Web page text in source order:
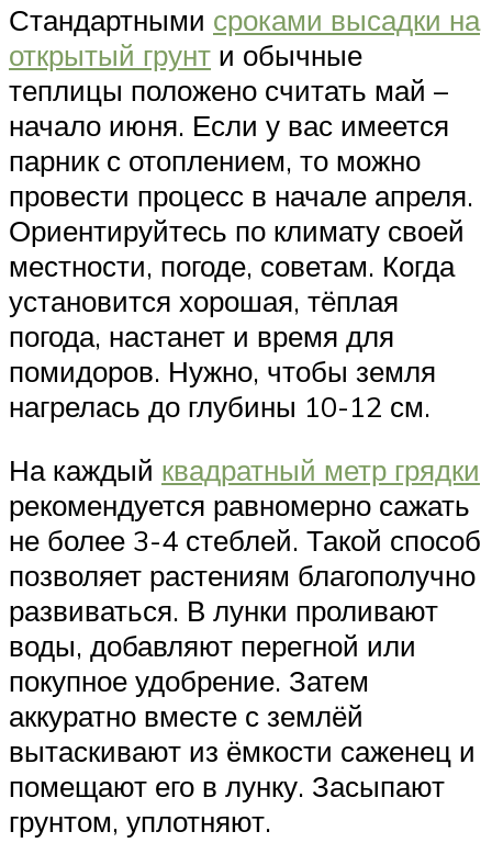
Стандартными сроками высадки на
открытый грунт и обычные
теплицы положено считать май –
начало июня. Если у вас имеется
парник с отоплением, то можно
провести процесс в начале апреля.
Ориентируйтесь по климату своей
местности, погоде, советам. Когда
установится хорошая, тёплая
погода, настанет и время для
помидоров. Нужно, чтобы земля
нагрелась до глубины 10-12 см.
На каждый квадратный метр грядки
рекомендуется равномерно сажать
не более 3-4 стеблей. Такой способ
позволяет растениям благополучно
развиваться. В лунки проливают
воды, добавляют перегной или
покупное удобрение. Затем
аккуратно вместе с землёй
вытаскивают из ёмкости саженец и
помещают его в лунку. Засыпают
грунтом, уплотняют.